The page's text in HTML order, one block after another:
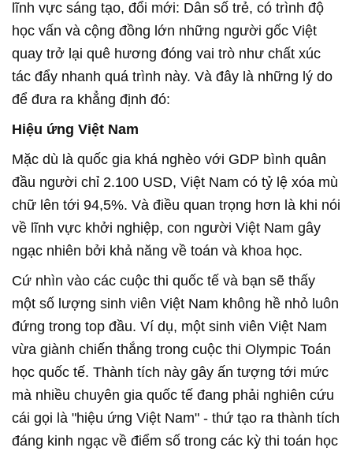
lĩnh vực sáng tạo, đổi mới: Dân số trẻ, có trình độ
học vấn và cộng đồng lớn những người gốc Việt
quay trở lại quê hương đóng vai trò như chất xúc
tác đẩy nhanh quá trình này. Và đây là những lý do
để đưa ra khẳng định đó:
Hiệu ứng Việt Nam
Mặc dù là quốc gia khá nghèo với GDP bình quân
đầu người chỉ 2.100 USD, Việt Nam có tỷ lệ xóa mù
chữ lên tới 94,5%. Và điều quan trọng hơn là khi nói
về lĩnh vực khởi nghiệp, con người Việt Nam gây
ngạc nhiên bởi khả năng về toán và khoa học.
Cứ nhìn vào các cuộc thi quốc tế và bạn sẽ thấy
một số lượng sinh viên Việt Nam không hề nhỏ luôn
đứng trong top đầu. Ví dụ, một sinh viên Việt Nam
vừa giành chiến thắng trong cuộc thi Olympic Toán
học quốc tế. Thành tích này gây ấn tượng tới mức
mà nhiều chuyên gia quốc tế đang phải nghiên cứu
cái gọi là "hiệu ứng Việt Nam" - thứ tạo ra thành tích
đáng kinh ngạc về điểm số trong các kỳ thi toán học